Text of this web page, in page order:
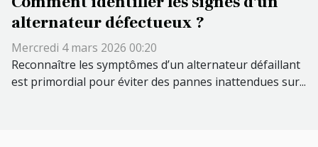
alternateur défectueux ?
Mercredi 4 mars 2026 00:20
Reconnaître les symptômes d’un alternateur défaillant
est primordial pour éviter des pannes inattendues sur...